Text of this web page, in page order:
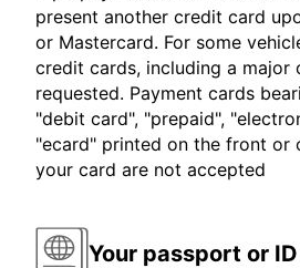
present another credit card
or Mastercard. For some
credit cards, including a major
requested. Payment cards
"debit card", "prepaid",
"ecard" printed on the front or
your card are not accepted
Your passport or